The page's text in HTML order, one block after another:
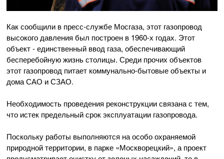
Как сообщили в пресс-службе Мосгаза, этот газопровод
высокого давления был построен в 1960-х годах. Этот
объект - единственный ввод газа, обеспечивающий
бесперебойную жизнь столицы. Среди прочих объектов
этот газопровод питает коммунально-бытовые объекты и
дома САО и СЗАО.
Необходимость проведения реконструкции связана с тем,
что истек предельный срок эксплуатации газопровода.
Поскольку работы выполняются на особо охраняемой
природной территории, в парке «Москворецкий», а проект